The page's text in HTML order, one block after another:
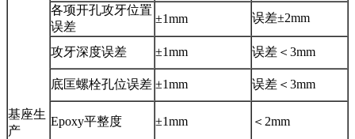
基座生
产
各项开孔攻牙位置
误差
±1mm 误差±2mm
攻牙深度误差 ±1mm 误差＜3mm
底匡螺栓孔位误差 ±1mm 误差＜3mm
Epoxy平整度 ±1mm ＜2mm